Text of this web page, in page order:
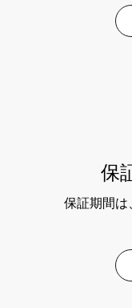
保
保証期間は